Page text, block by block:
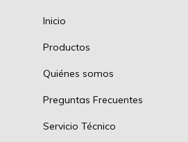
Inicio
Productos
Quiénes somos
Preguntas Frecuentes
Servicio Técnico